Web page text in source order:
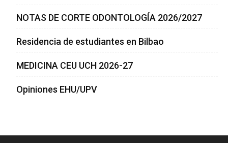
NOTAS DE CORTE ODONTOLOGÍA 2026/2027
Residencia de estudiantes en Bilbao
MEDICINA CEU UCH 2026-27
Opiniones EHU/UPV